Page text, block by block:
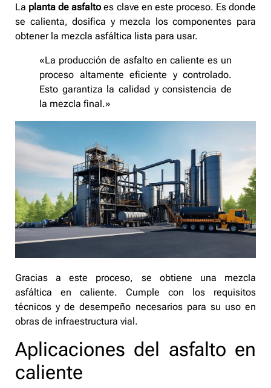
La planta de asfalto es clave en este proceso. Es donde
se calienta, dosifica y mezcla los componentes para
obtener la mezcla asfáltica lista para usar.
«La producción de asfalto en caliente es un
proceso altamente eficiente y controlado.
Esto garantiza la calidad y consistencia de
la mezcla final.»
Gracias a este proceso, se obtiene una mezcla
asfáltica en caliente. Cumple con los requisitos
técnicos y de desempeño necesarios para su uso en
obras de infraestructura vial.
Aplicaciones del asfalto en
caliente